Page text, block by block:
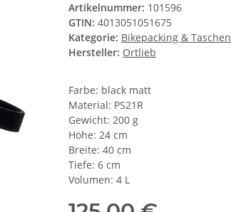
Artikelnummer: 101596
GTIN: 4013051051675
Kategorie: Bikepacking & Taschen
Hersteller: Ortlieb
Farbe: black matt
Material: PS21R
Gewicht: 200 g
Höhe: 24 cm
Breite: 40 cm
Tiefe: 6 cm
Volumen: 4 L